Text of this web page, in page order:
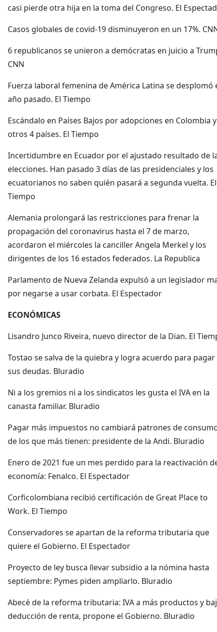
casi pierde otra hija en la toma del Congreso. El
Casos globales de covid-19 disminuyeron en un 17%.
6 republicanos se unieron a demócratas en juicio a
CNN
Fuerza laboral femenina de América Latina se desplomó
año pasado. El Tiempo
Escándalo en Países Bajos por adopciones en Colombia y
otros 4 países. El Tiempo
Incertidumbre en Ecuador por el ajustado resultado de
elecciones. Han pasado 3 días de las presidenciales y los
ecuatorianos no saben quién pasará a segunda vuelta. El
Tiempo
Alemania prolongará las restricciones para frenar la
propagación del coronavirus hasta el 7 de marzo,
acordaron el miércoles la canciller Angela Merkel y los
dirigentes de los 16 estados federados. La Republica
Parlamento de Nueva Zelanda expulsó a un legislador
por negarse a usar corbata. El Espectador
ECONÓMICAS
Lisandro Junco Riveira, nuevo director de la Dian. El
Tostao se salva de la quiebra y logra acuerdo para pagar
sus deudas. Bluradio
Ni a los gremios ni a los sindicatos les gusta el IVA en la
canasta familiar. Bluradio
Pagar más impuestos no cambiará patrones de
de los que más tienen: presidente de la Andi. Bluradio
Enero de 2021 fue un mes perdido para la reactivación
economía: Fenalco. El Espectador
Corficolombiana recibió certificación de Great Place to
Work. El Tiempo
Conservadores se apartan de la reforma tributaria que
quiere el Gobierno. El Espectador
Proyecto de ley busca llevar subsidio a la nómina hasta
septiembre: Pymes piden ampliarlo. Bluradio
Abecé de la reforma tributaria: IVA a más productos y
deducción de renta, propone el Gobierno. Bluradio